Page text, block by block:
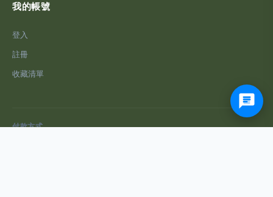
我的帳號
登入
註冊
收藏清單
付款方式